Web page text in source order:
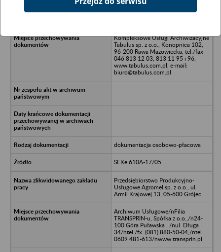
Spółdzielnia Produkcji Rolnej Ropica
Kompleksowe Usługi Archiwizacyjne
Tabulus sp. z o.o., Konopnica 102,
96-200 Rawa Mazowiecka, tel./fax
046 813 12 03, 813 11 95 i 96,
www.tabulus.com.pl, e-mail:
biuro@tabulus.com.pl
dokumentacja osobowo-płacowa
SEKe 610A-17/05
Przedsiębiorstwo Produkcyjno-
Usługowe Agromel sp. z o.o., ul.
Armii Krajowej 13, 05-600 Grójec
Archiwum Usługowe/nFilia
TRANSPRIN-u, Spółka z o.o.,/n24-
100 Góra Puławska , /nul. Długa
34/ntel./fx: (081) 880-50-04,/ntel:
0609 481-613/nwww.transprin.pl